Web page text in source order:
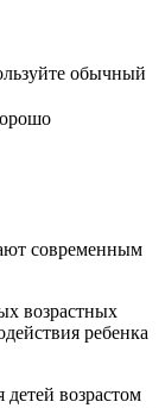
обычный
современным
возрастных
ребенка
возрастом